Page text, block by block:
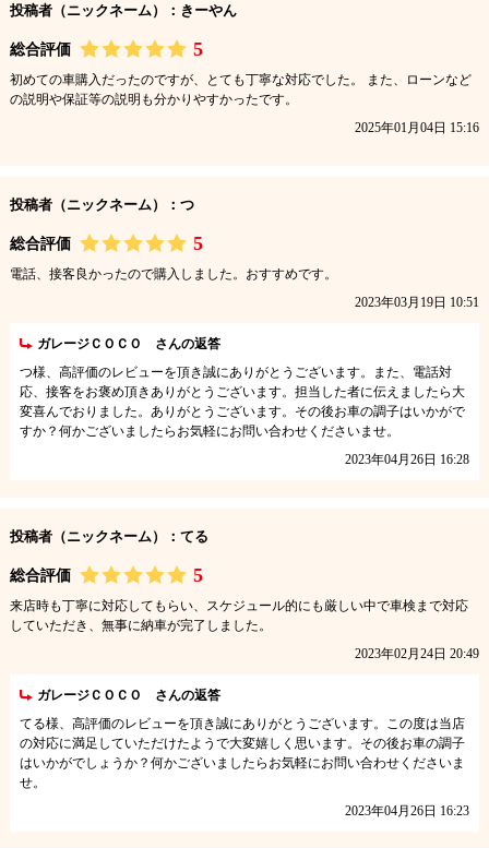
投稿者（ニックネーム）：きーやん
総合評価 5
初めての車購入だったのですが、とても丁寧な対応でした。 また、ローンなど
の説明や保証等の説明も分かりやすかったです。
2025年01月04日 15:16
投稿者（ニックネーム）：つ
総合評価 5
電話、接客良かったので購入しました。おすすめです。
2023年03月19日 10:51
ガレージＣＯＣＯ さんの返答
つ様、高評価のレビューを頂き誠にありがとうございます。また、電話対
応、接客をお褒め頂きありがとうございます。担当した者に伝えましたら大
変喜んでおりました。ありがとうございます。その後お車の調子はいかがで
すか？何かございましたらお気軽にお問い合わせくださいませ。
2023年04月26日 16:28
投稿者（ニックネーム）：てる
総合評価 5
来店時も丁寧に対応してもらい、スケジュール的にも厳しい中で車検まで対応
していただき、無事に納車が完了しました。
2023年02月24日 20:49
ガレージＣＯＣＯ さんの返答
てる様、高評価のレビューを頂き誠にありがとうございます。この度は当店
の対応に満足していただけたようで大変嬉しく思います。その後お車の調子
はいかがでしょうか？何かございましたらお気軽にお問い合わせくださいま
せ。
2023年04月26日 16:23